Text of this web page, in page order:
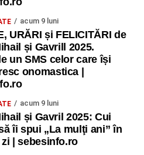
acum 9 luni
URĂRI și FELICITĂRI de
și Gavrill 2025.
un SMS celor care își
onomastica |
acum 9 luni
și Gavril 2025: Cui
îi spui „La mulţi ani” în
| sebesinfo.ro